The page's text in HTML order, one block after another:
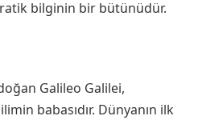
bilginin bir bütünüdür.
Galileo Galilei,
babasıdır. Dünyanın ilk